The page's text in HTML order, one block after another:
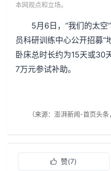
本网观点和立场。
5月6日，“我们的太
员科研训练中心公开招募“
卧床总时长约为15天或30
7万元参试补助。
（来源：澎湃新闻-首页头
 赞(7)